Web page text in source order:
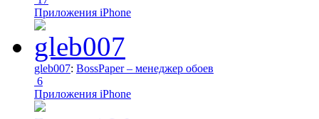
Приложения iPhone
gleb007: BossPaper – менеджер обоев
6
Приложения iPhone